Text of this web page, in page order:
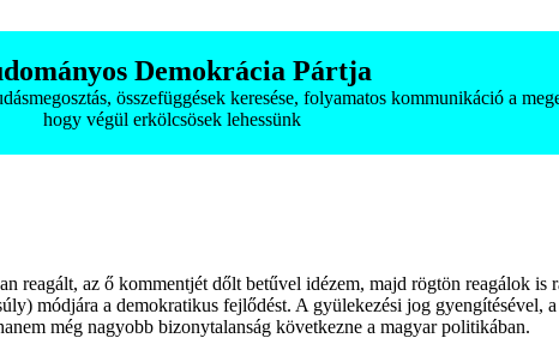
Demokrácia Pártja
összefüggések keresése, folyamatos kommunikáció a
hogy végül erkölcsösek lehessünk
reagált, az ő kommentjét dőlt betűvel idézem, majd rögtön reagálok
módjára a demokratikus fejlődést. A gyülekezési jog gyengítésével,
még nagyobb bizonytalanság következne a magyar politikában.